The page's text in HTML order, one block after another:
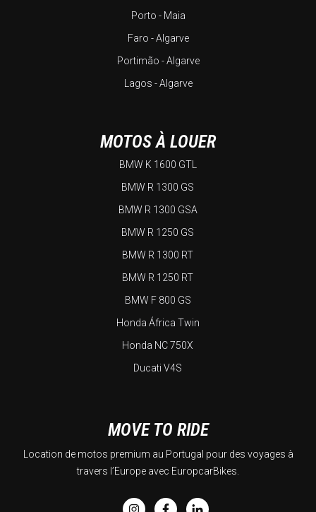
Porto - Maia
Faro - Algarve
Portimão - Algarve
Lagos - Algarve
MOTOS À LOUER
BMW K 1600 GTL
BMW R 1300 GS
BMW R 1300 GSA
BMW R 1250 GS
BMW R 1300 RT
BMW R 1250 RT
BMW F 800 GS
Honda África Twin
Honda NC 750X
Ducati V4S
MOVE TO RIDE
Location de motos premium au Portugal pour des voyages à
travers l’Europe avec EuropcarBikes.